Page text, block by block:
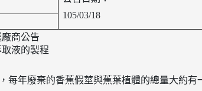
105/03/18
商公告
液的製程
每年廢棄的香蕉假莖與蕉葉植體的總量大約有